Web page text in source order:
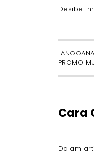
-
Tips
-
-
-
-
FAQ
Desibel
PROMO
Cara
Dalam